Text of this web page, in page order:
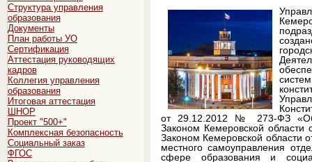
Структура управления
образования
Документы
План работы УО
Сертификация
Аттестация руководящих
кадров
Коллегия управления
образования
Итоговая аттестация
ШНОР
Проект "500+"
Комплексная безопасность
Социальный заказ
ФГОС
от 29.12.2012 № 273-ФЗ «Об
Законом Кемеровской
Законом Кемеровской области
местного самоуправления
сфере образования и